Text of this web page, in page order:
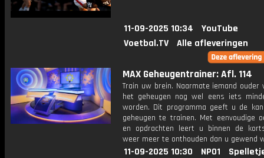
11-09-2025 10:34
YouTube
Voetbal.TV
Alle afleveringen
MAX Geheugentrainer: Afl. 114
Train uw brein. Naarmate iemand ouder
het geheugen nog wel eens iets
worden. Dit programma geeft u de
geheugen te trainen. Met eenvoudige
en opdrachten leert u binnen de
weer meer te onthouden dan u gewend
11-09-2025 10:30 NPO1